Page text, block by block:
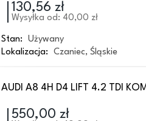
130,56 zł
Wysyłka od: 40,00 zł
Stan:
Używany
Lokalizacja:
Czaniec, Śląskie
AUDI A8 4H D4 LIFT 4.2 TDI
550,00 zł